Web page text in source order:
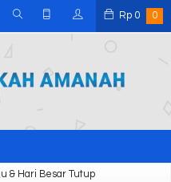
Rp 0 0
& Hari Besar Tutup